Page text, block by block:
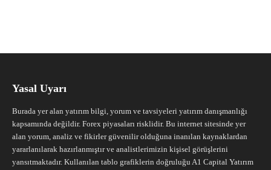
Yasal Uyarı
Burada yer alan yatırım bilgi, yorum ve tavsiyeleri yatırım danışmanlığı
kapsamında değildir. Forex piyasaları risklidir. Bu internet sitesinde yer
alan yorum, analiz ve fikirler güvenilir olduğuna inanılan kaynaklardan
yararlanılarak hazırlanmıştır ve analistlerimizin kişisel görüşlerini
yansıtmaktadır. Kullanılan tablo grafiklerin doğruluğu A1 Capital Yatırım